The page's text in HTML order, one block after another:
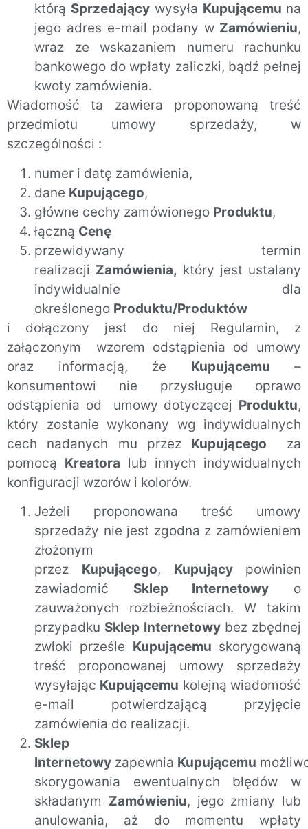
którą Sprzedający wysyła Kupującemu na
jego adres e-mail podany w Zamówieniu,
wraz ze wskazaniem numeru rachunku
bankowego do wpłaty zaliczki, bądź pełnej
kwoty zamówienia.
Wiadomość ta zawiera proponowaną treść
przedmiotu umowy sprzedaży, w
szczególności :
numer i datę zamówienia,
dane Kupującego,
główne cechy zamówionego Produktu,
łączną Cenę
przewidywany termin
realizacji Zamówienia, który jest ustalany
indywidualnie dla
określonego Produktu/Produktów
i dołączony jest do niej Regulamin, z
załączonym wzorem odstąpienia od umowy
oraz informacją, że Kupującemu –
konsumentowi nie przysługuje oprawo
odstąpienia od umowy dotyczącej Produktu,
który zostanie wykonany wg indywidualnych
cech nadanych mu przez Kupującego za
pomocą Kreatora lub innych indywidualnych
konfiguracji wzorów i kolorów.
Jeżeli proponowana treść umowy
sprzedaży nie jest zgodna z zamówieniem
złożonym
przez Kupującego, Kupujący powinien
zawiadomić Sklep Internetowy o
zauważonych rozbieżnościach. W takim
przypadku Sklep Internetowybez zbędnej
zwłoki prześle Kupującemu skorygowaną
treść proponowanej umowy sprzedaży
wysyłając Kupującemu kolejną wiadomość
e-mail potwierdzającą przyjęcie
zamówienia do realizacji.
Sklep
Internetowy zapewnia Kupującemu
skorygowania ewentualnych błędów w
składanym Zamówieniu, jego zmiany lub
anulowania, aż do momentu wpłaty